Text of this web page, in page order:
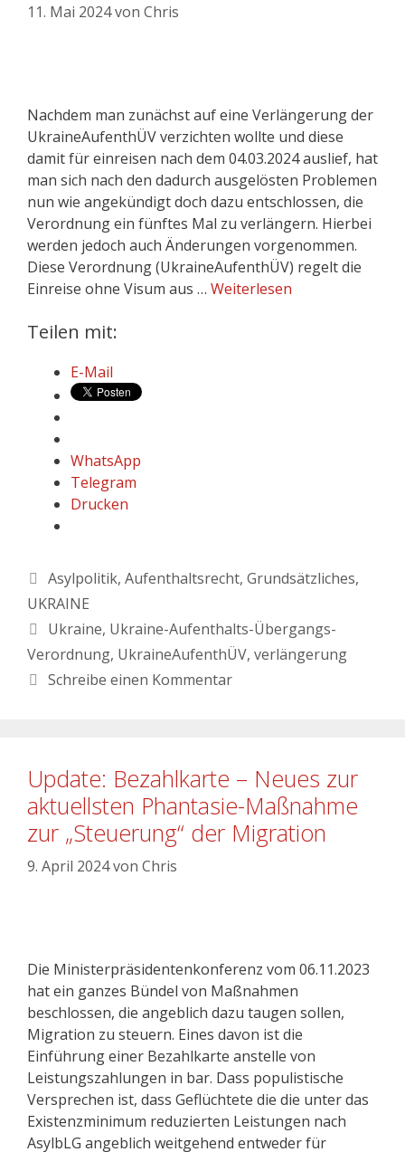
11. Mai 2024von Chris
Nachdem man zunächst auf eine Verlängerung der
UkraineAufenthÜV verzichten wollte und diese
damit für einreisen nach dem 04.03.2024 auslief, hat
man sich nach den dadurch ausgelösten Problemen
nun wie angekündigt doch dazu entschlossen, die
Verordnung ein fünftes Mal zu verlängern. Hierbei
werden jedoch auch Änderungen vorgenommen.
Diese Verordnung (UkraineAufenthÜV) regelt die
Einreise ohne Visum aus … Weiterlesen
Teilen mit:
E-Mail
WhatsApp
Telegram
Drucken
Asylpolitik, Aufenthaltsrecht, Grundsätzliches,
UKRAINE
Ukraine, Ukraine-Aufenthalts-Übergangs-
Verordnung, UkraineAufenthÜV, verlängerung
Schreibe einen Kommentar
Update: Bezahlkarte – Neues zur
aktuellsten Phantasie-Maßnahme
zur „Steuerung“ der Migration
9. April 2024von Chris
Die Ministerpräsidentenkonferenz vom 06.11.2023
hat ein ganzes Bündel von Maßnahmen
beschlossen, die angeblich dazu taugen sollen,
Migration zu steuern. Eines davon ist die
Einführung einer Bezahlkarte anstelle von
Leistungszahlungen in bar. Dass populistische
Versprechen ist, dass Geflüchtete die die unter das
Existenzminimum reduzierten Leistungen nach
AsylbLG angeblich weitgehend entweder für